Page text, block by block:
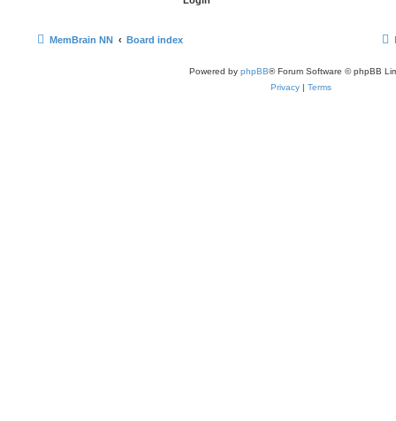
MemBrain NN Board index
Powered by phpBB® Forum Software © phpBB
Privacy | Terms